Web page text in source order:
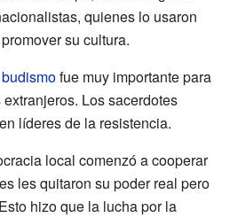
quienes lo usaron
su cultura.
budismofue muy importante para
Los sacerdotes
líderes de la resistencia.
local comenzó a cooperar
les quitaron su poder real pero
hizo que la lucha por la